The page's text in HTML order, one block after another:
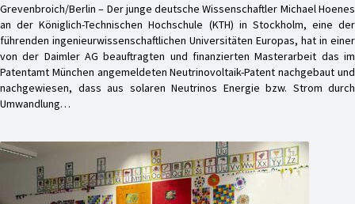
Grevenbroich/Berlin – Der junge deutsche Wissenschaftler Michael Hoenes
an der Königlich-Technischen Hochschule (KTH) in Stockholm, eine der
führenden ingenieurwissenschaftlichen Universitäten Europas, hat in einer
von der Daimler AG beauftragten und finanzierten Masterarbeit das im
Patentamt München angemeldeten Neutrinovoltaik-Patent nachgebaut und
nachgewiesen, dass aus solaren Neutrinos Energie bzw. Strom durch
Umwandlung…